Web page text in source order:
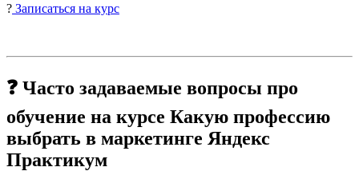
? Записаться на курс
❓ Часто задаваемые вопросы про
обучение на курсе Какую профессию
выбрать в маркетинге Яндекс
Практикум